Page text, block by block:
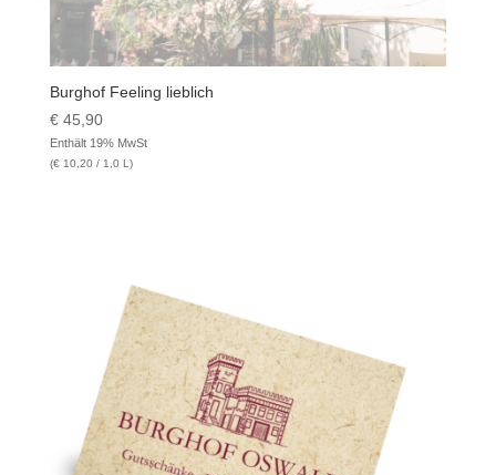
Burghof Feeling lieblich
€45,90
Enthält 19% MwSt
(€10,20 / 1,0 L)